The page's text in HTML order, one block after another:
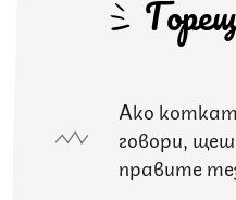
Ако
говори,
правите